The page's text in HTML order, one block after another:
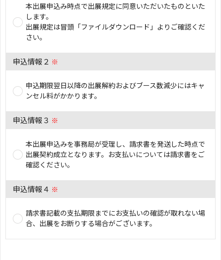
本出展申込み時点で出展規定に同意いただいたものといた
します。
出展規定は冒頭「ファイルダウンロード」よりご確認くだ
さい。
申込情報２ ※
申込期限翌日以降の出展解約およびブース数減少にはキャ
ンセル料がかかります。
申込情報３ ※
本出展申込みを事務局が受理し、請求書を発送した時点で
出展契約成立となります。お支払いについては請求書をご
確認ください。
申込情報４ ※
請求書記載の支払期限までにお支払いの確認が取れない場
合、出展をお断りする場合がございます。